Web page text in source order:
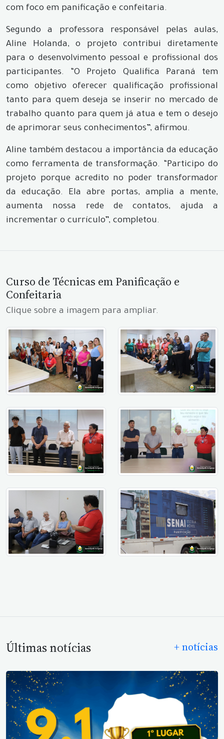
com foco em panificação e confeitaria.
Segundo a professora responsável pelas aulas,
Aline Holanda, o projeto contribui diretamente
para o desenvolvimento pessoal e profissional dos
participantes. “O Projeto Qualifica Paraná tem
como objetivo oferecer qualificação profissional
tanto para quem deseja se inserir no mercado de
trabalho quanto para quem já atua e tem o desejo
de aprimorar seus conhecimentos”, afirmou.
Aline também destacou a importância da educação
como ferramenta de transformação. “Participo do
projeto porque acredito no poder transformador
da educação. Ela abre portas, amplia a mente,
aumenta nossa rede de contatos, ajuda a
incrementar o currículo”, completou.
Curso de Técnicas em Panificação e
Confeitaria
Clique sobre a imagem para ampliar.
Últimas notícias + notícias